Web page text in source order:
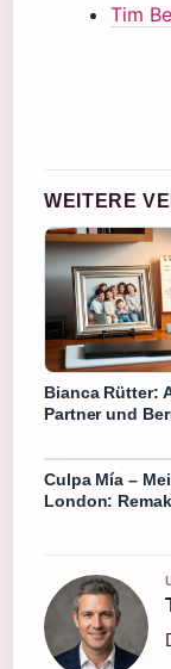
Tim
WEITERE
Bianca Rütter:
Partner und
Culpa Mía –
London: